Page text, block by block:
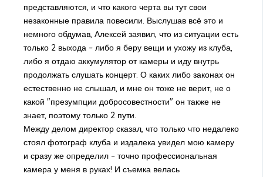
представляются, и что какого черта вы тут свои
незаконные правила повесили. Выслушав всё это и
немного обдумав, Алексей заявил, что из ситуации есть
только 2 выхода – либо я беру вещи и ухожу из клуба,
либо я отдаю аккумулятор от камеры и иду внутрь
продолжать слушать концерт. О каких либо законах он
естественно не слышал, и мне он тоже не верит, не о
какой "презумпции добросовестности" он также не
знает, поэтому только 2 пути.
Между делом директор сказал, что только что недалеко
стоял фотограф клуба и издалека увидел мою камеру
и сразу же определил – точно профессиональная
камера у меня в руках! И съемка велась